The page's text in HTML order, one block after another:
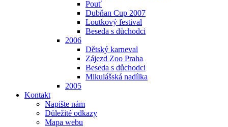
Pouť
Dubňan Cup 2007
Loutkový festival
Beseda s důchodci
2006
Dětský karneval
Zájezd Zoo Praha
Beseda s důchodci
Mikulášská nadílka
2005
Kontakt
Napište nám
Důležité odkazy
Mapa webu